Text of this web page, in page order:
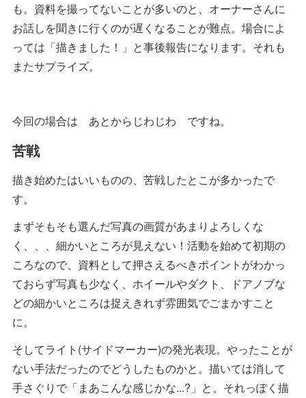
も。資料を撮ってないことが多いのと、オーナーさんに
お話しを聞きに行くのが遅くなることが難点。場合によ
っては「描きました！」と事後報告になります。それも
またサプライズ。
今回の場合は あとからじわじわ ですね。
苦戦
描き始めたはいいものの、苦戦したとこが多かったで
す。
まずそもそも選んだ写真の画質があまりよろしくな
く、、、細かいところが見えない！活動を始めて初期の
ころなので、資料として押さえるべきポイントがわかっ
ておらず写真も少なく、ホイールやダクト、ドアノブな
どの細かいところは捉えきれず雰囲気でごまかすこと
に。
そしてライト(サイドマーカー)の発光表現。やったことが
ない手法だったのでどうしたものかと。描いては消して
手さぐりで「まあこんな感じかな...?」と。それっぽく描